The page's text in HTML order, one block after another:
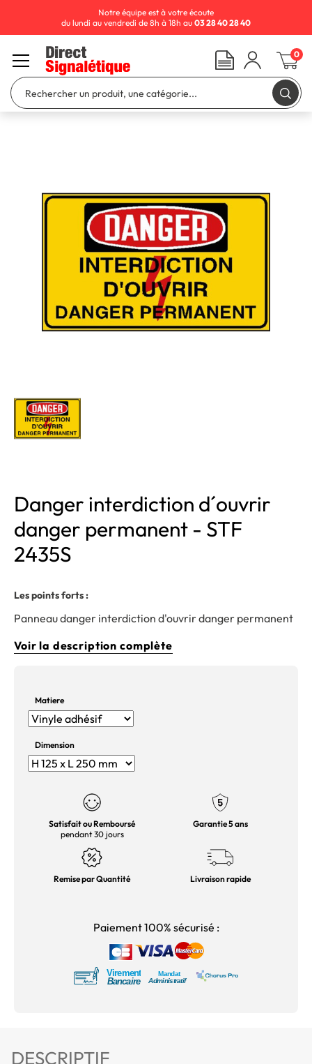
Danger interdiction d´ouvrir
danger permanent - STF
2435S
Les points forts :
Panneau danger interdiction d'ouvrir danger permanent
Voir la description complète
Matiere
Dimension
Satisfait ou Remboursé
pendant 30 jours
Garantie 5 ans
Remise par Quantité Livraison rapide
Paiement 100% sécurisé :
DESCRIPTIF
Notre équipe est à votre écoute
du lundi au vendredi de 8h à 18h au 03 28 40 28 40
0